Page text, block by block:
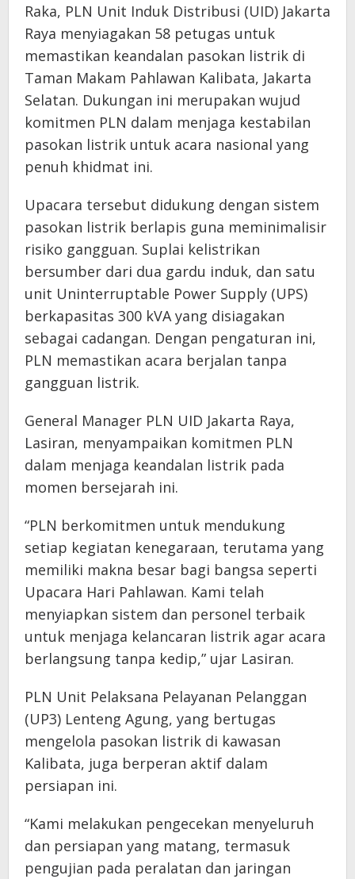
Raka, PLN Unit Induk Distribusi (UID) Jakarta
Raya menyiagakan 58 petugas untuk
memastikan keandalan pasokan listrik di
Taman Makam Pahlawan Kalibata, Jakarta
Selatan. Dukungan ini merupakan wujud
komitmen PLN dalam menjaga kestabilan
pasokan listrik untuk acara nasional yang
penuh khidmat ini.
Upacara tersebut didukung dengan sistem
pasokan listrik berlapis guna meminimalisir
risiko gangguan. Suplai kelistrikan
bersumber dari dua gardu induk, dan satu
unit Uninterruptable Power Supply (UPS)
berkapasitas 300 kVA yang disiagakan
sebagai cadangan. Dengan pengaturan ini,
PLN memastikan acara berjalan tanpa
gangguan listrik.
General Manager PLN UID Jakarta Raya,
Lasiran, menyampaikan komitmen PLN
dalam menjaga keandalan listrik pada
momen bersejarah ini.
“PLN berkomitmen untuk mendukung
setiap kegiatan kenegaraan, terutama yang
memiliki makna besar bagi bangsa seperti
Upacara Hari Pahlawan. Kami telah
menyiapkan sistem dan personel terbaik
untuk menjaga kelancaran listrik agar acara
berlangsung tanpa kedip,” ujar Lasiran.
PLN Unit Pelaksana Pelayanan Pelanggan
(UP3) Lenteng Agung, yang bertugas
mengelola pasokan listrik di kawasan
Kalibata, juga berperan aktif dalam
persiapan ini.
“Kami melakukan pengecekan menyeluruh
dan persiapan yang matang, termasuk
pengujian pada peralatan dan jaringan